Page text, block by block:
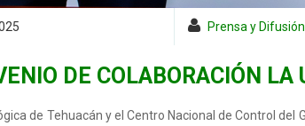
Prensa y Difusión
DE COLABORACIÓN
de Tehuacán y el Centro Nacional de Control